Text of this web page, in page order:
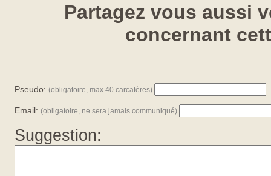
Partagez vous aussi
concernant
Pseudo:(obligatoire, max 40 carcatères)
Email:(obligatoire, ne sera jamais communiqué)
Suggestion: